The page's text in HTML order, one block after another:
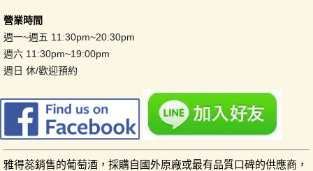
營業時間
週一~週五 11:30pm~20:30pm
週六 11:30pm~19:00pm
週日 休/歡迎預約
雅得蕊銷售的葡萄酒，採購自國外原廠或最有品質口碑的供應商，